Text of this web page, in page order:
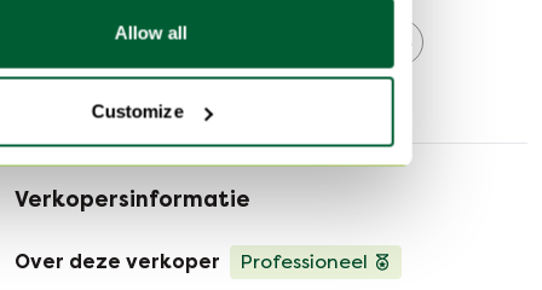
Allow all
Customize
Modern Fauteuils
Verkopersinformatie
Over deze verkoper Professioneel